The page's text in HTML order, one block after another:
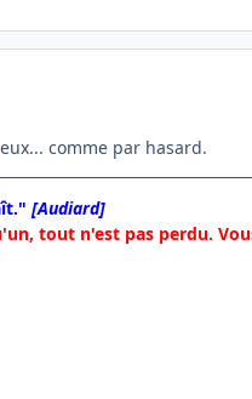
comme par hasard.
[Audiard]
tout n'est pas perdu.